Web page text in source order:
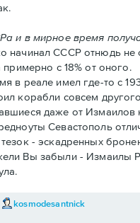
и в мирное время
начинал СССР отнюдь не
примерно с 18% от оного.
в реале имел где-то с
корабли совсем
даже от Измаилов
Севастополь
- эскадренных
Вы забыли - Измаилы
kosmodesantnick